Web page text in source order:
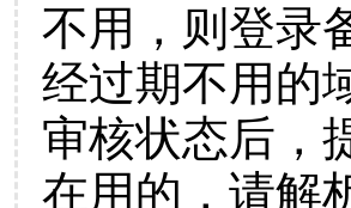
不用，则登录
经过期不用的
审核状态后，
在用的，请解